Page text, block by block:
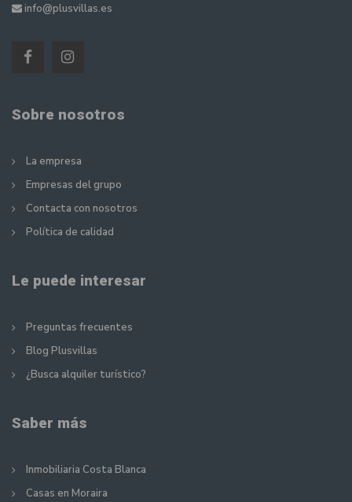
info@plusvillas.es
Sobre nosotros
La empresa
Empresas del grupo
Contacta con nosotros
Política de calidad
Le puede interesar
Preguntas frecuentes
Blog Plusvillas
¿Busca alquiler turístico?
Saber más
Inmobiliaria Costa Blanca
Casas en Moraira